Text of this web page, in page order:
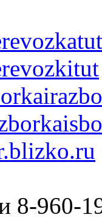
8-960-